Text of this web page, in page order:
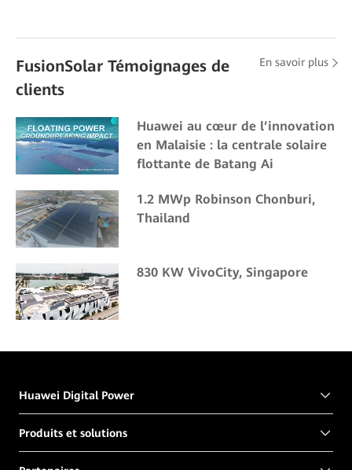
FusionSolar Témoignages de
clients
En savoir plus
Huawei au cœur de l’innovation
en Malaisie : la centrale solaire
flottante de Batang Ai
1.2 MWp Robinson Chonburi,
Thailand
830 KW VivoCity, Singapore
Huawei Digital Power
Produits et solutions